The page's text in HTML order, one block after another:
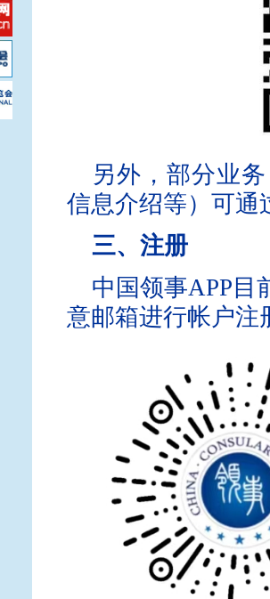
另外，部分业
信息介绍等）可通
三、注册
中国领事APP目
意邮箱进行帐户注